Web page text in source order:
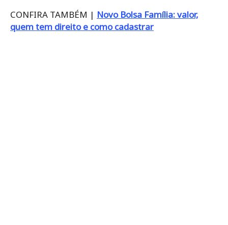
CONFIRA TAMBÉM | Novo Bolsa Família: valor,
quem tem direito e como cadastrar